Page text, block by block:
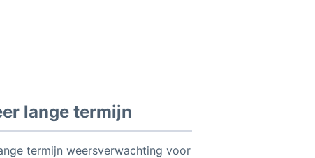
lange termijn
termijn weersverwachting voor